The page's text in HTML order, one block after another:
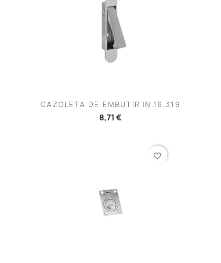
CAZOLETA DE EMBUTIR IN.16.319
8,71 €
favorite_border